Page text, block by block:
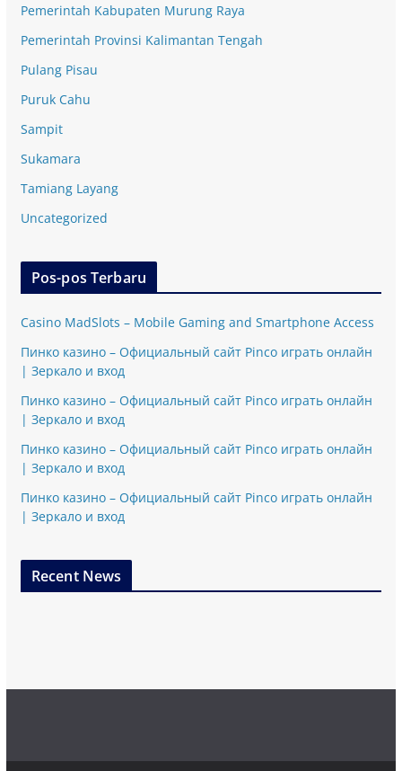
Pemerintah Kabupaten Murung Raya
Pemerintah Provinsi Kalimantan Tengah
Pulang Pisau
Puruk Cahu
Sampit
Sukamara
Tamiang Layang
Uncategorized
Pos-pos Terbaru
Casino MadSlots – Mobile Gaming and Smartphone Access
Пинко казино – Официальный сайт Pinco играть онлайн
| Зеркало и вход
Пинко казино – Официальный сайт Pinco играть онлайн
| Зеркало и вход
Пинко казино – Официальный сайт Pinco играть онлайн
| Зеркало и вход
Пинко казино – Официальный сайт Pinco играть онлайн
| Зеркало и вход
Recent News